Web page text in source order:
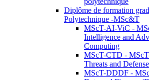
Diplôme de formation
Polytechnique -MSc&T
MScT-AI-ViC -
Intelligence and
Computing
MScT-CTD -
Threats and
MScT-DDDF -